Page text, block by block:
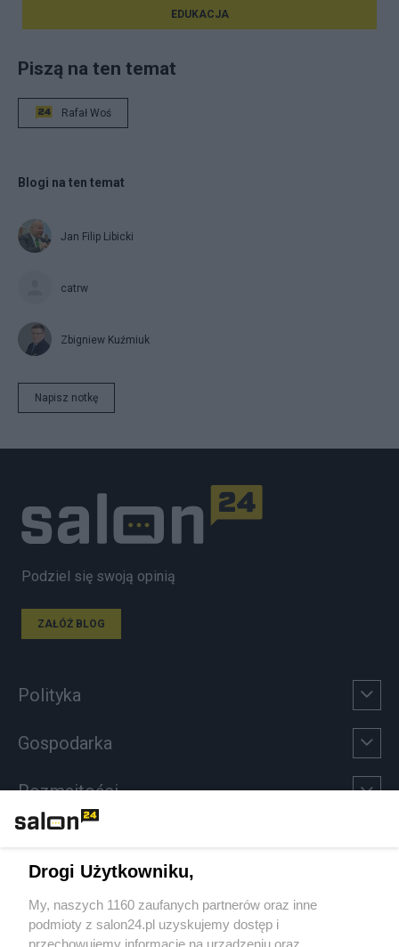
EDUKACJA
Piszą na ten temat
Rafał Woś
Blogi na ten temat
Jan Filip Libicki
catrw
Zbigniew Kuźmiuk
Napisz notkę
Podziel się swoją opinią
ZAŁÓŻ BLOG
Polityka
Gospodarka
Rozmaitości
Sport
Społeczeństwo
Drogi Użytkowniku,
My, naszych 1160 zaufanych partnerów oraz inne
podmioty z salon24.pl uzyskujemy dostęp i
przechowujemy informacje na urządzeniu oraz